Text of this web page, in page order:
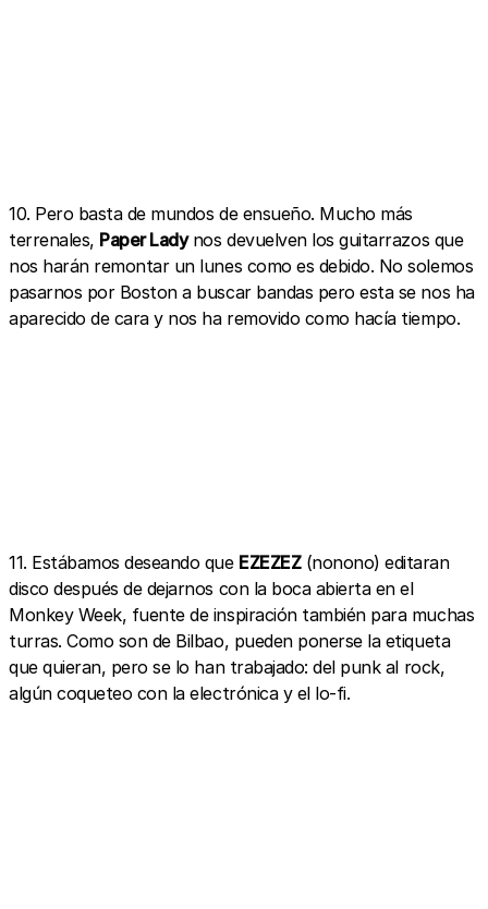
10. Pero basta de mundos de ensueño. Mucho más
terrenales, Paper Ladynos devuelven los guitarrazos que
nos harán remontar un lunes como es debido. No solemos
pasarnos por Boston a buscar bandas pero esta se nos ha
aparecido de cara y nos ha removido como hacía tiempo.
11. Estábamos deseando que EZEZEZ(nonono) editaran
disco después de dejarnos con la boca abierta en el
Monkey Week, fuente de inspiración también para muchas
turras. Como son de Bilbao, pueden ponerse la etiqueta
que quieran, pero se lo han trabajado: del punk al rock,
algún coqueteo con la electrónica y el lo-fi.